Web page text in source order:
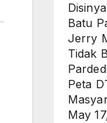
Batu
Jerry
Tidak
Peta
May